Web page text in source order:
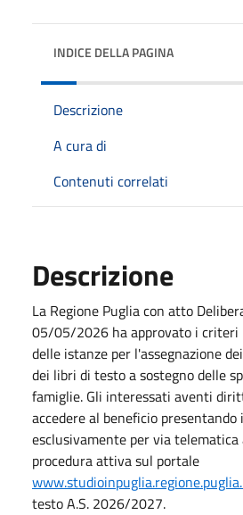
INDICE DELLA PAGINA
Descrizione
A cura di
Contenuti correlati
Descrizione
La Regione Puglia con atto
05/05/2026 ha approvato i criteri
delle istanze per l'assegnazione
dei libri di testo a sostegno delle
famiglie. Gli interessati aventi
accedere al beneficio presentando
esclusivamente per via
procedura attiva sul portale
testo A.S. 2026/2027.